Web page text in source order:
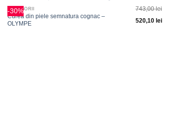
-30%
la
ACCESORII
Curea din piele semnatura cognac –
OLYMPE
743,00lei
520,10 lei